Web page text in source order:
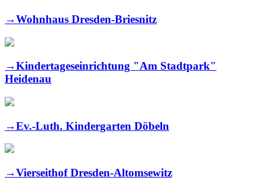
→Wohnhaus Dresden-Briesnitz
→Kindertageseinrichtung "Am Stadtpark"
Heidenau
→Ev.-Luth. Kindergarten Döbeln
→Vierseithof Dresden-Altomsewitz